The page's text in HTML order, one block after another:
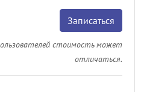
Записаться
стоимость может
отличаться.